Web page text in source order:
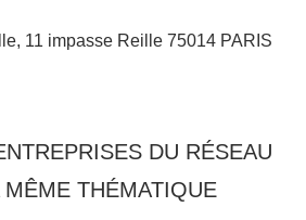
11 impasse Reille 75014 PARIS
DU RÉSEAU
MÊME THÉMATIQUE